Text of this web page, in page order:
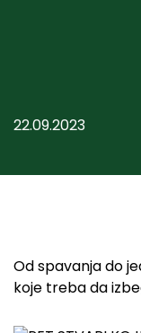
22.09.2023
Od spavanja do
koje treba da